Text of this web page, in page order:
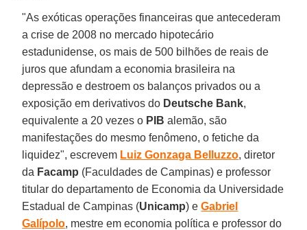
"As exóticas operações financeiras que antecederam
a crise de 2008 no mercado hipotecário
estadunidense, os mais de 500 bilhões de reais de
juros que afundam a economia brasileira na
depressão e destroem os balanços privados ou a
exposição em derivativos do Deutsche Bank,
equivalente a 20 vezes o PIB alemão, são
manifestações do mesmo fenômeno, o fetiche da
liquidez", escrevem Luiz Gonzaga Belluzzo, diretor
da Facamp (Faculdades de Campinas) e professor
titular do departamento de Economia da Universidade
Estadual de Campinas (Unicamp) eGabriel
Galípolo, mestre em economia política e professor do